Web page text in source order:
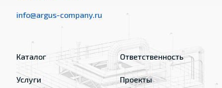
info@argus-company.ru
Каталог
Услуги
Ответственность
Проекты